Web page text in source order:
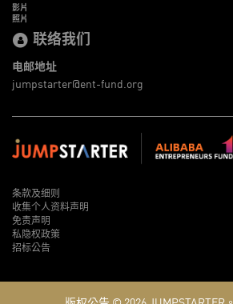
影片
照片
联络我们
电邮地址
jumpstarter@ent-fund.org
条款及细则
收集个人资料声明
免责声明
私隐权政策
招标公告